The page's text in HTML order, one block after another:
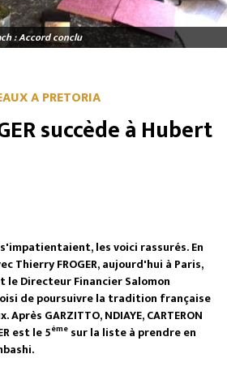
: Accord conclu
A PRETORIA
succède à Hubert
les voici rassurés. En
Thierry FROGER, aujourd'hui à Paris,
le Directeur Financier Salomon
de poursuivre la tradition française
GARZITTO, NDIAYE, CARTERON
est le 5ème sur la liste à prendre en